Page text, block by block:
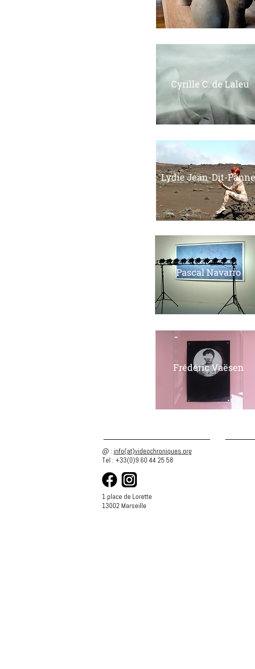
Cyrille C. de Laleu
Lydie Jean-Dit-
Pascal Navarro
Frédéric Vaësen
@ : info(at)videochroniques.org
Tel : +33(0)9 60 44 25 58
1 place de Lorette
13002 Marseille